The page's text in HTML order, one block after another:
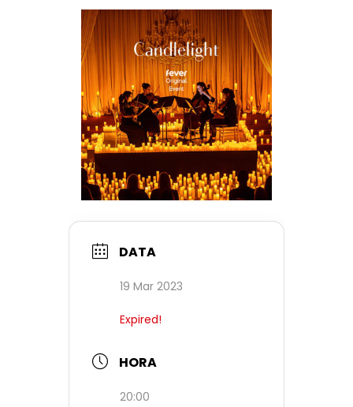
DATA
19 Mar 2023
Expired!
HORA
20:00